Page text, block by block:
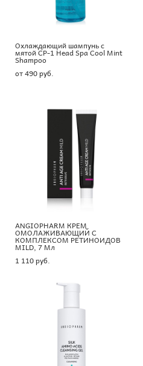
Охлаждающий шампунь с
мятой CP-1 Head Spa Cool Mint
Shampoo
от 490 pуб.
ANGIOPHARM КРЕМ
ОМОЛАЖИВАЮЩИЙ С
КОМПЛЕКСОМ РЕТИНОИДОВ
MILD, 7 Мл
1 110 pуб.